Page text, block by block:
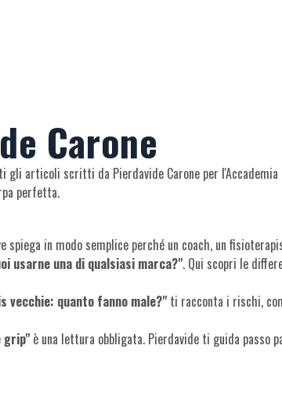
Carone
articoli scritti da Pierdavide Carone per l'Accademia
perfetta.
spiega in modo semplice perché un coach, un
usarne una di qualsiasi marca?". Qui scopri le
vecchie: quanto fanno male?" ti racconta i rischi,
grip" è una lettura obbligata. Pierdavide ti guida passo